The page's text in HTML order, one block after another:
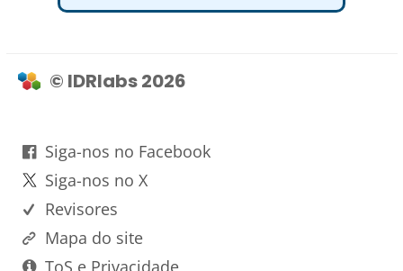
© IDRlabs 2026
Siga-nos no Facebook
Siga-nos no X
Revisores
Mapa do site
ToS e Privacidade